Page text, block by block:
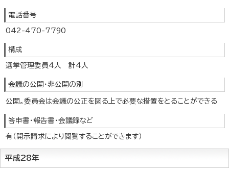
電話番号
042-470-7790
構成
選挙管理委員4人 計4人
会議の公開・非公開の別
公開。委員会は会議の公正を図る上で必要な措置をとることができる
答申書・報告書・会議録など
有（開示請求により閲覧することができます）
平成28年